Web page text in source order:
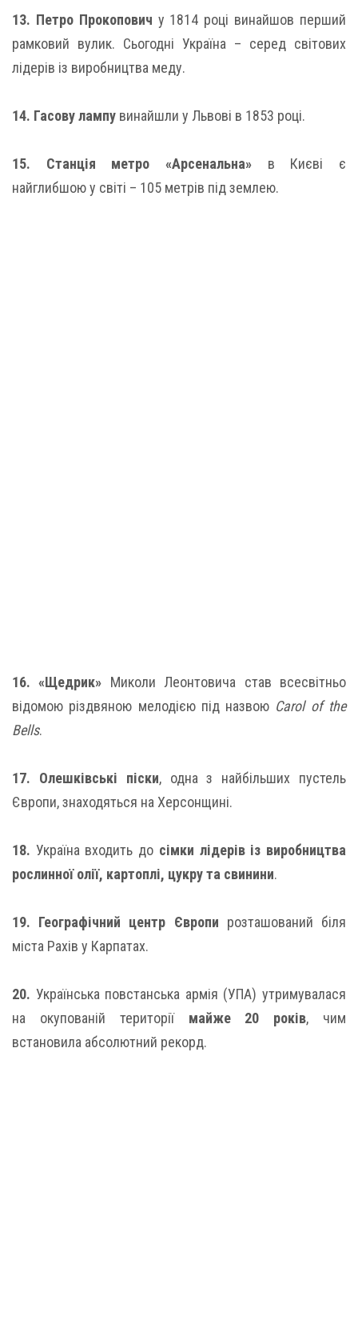
13. Петро Прокопович у 1814 році винайшов перший
рамковий вулик. Сьогодні Україна – серед світових
лідерів із виробництва меду.
14. Гасову лампу винайшли у Львові в 1853 році.
15. Станція метро «Арсенальна» в Києві є
найглибшою у світі – 105 метрів під землею.
16. «Щедрик» Миколи Леонтовича став всесвітньо
відомою різдвяною мелодією під назвою Carol of the
Bells.
17. Олешківські піски, одна з найбільших пустель
Європи, знаходяться на Херсонщині.
18. Україна входить до сімки лідерів із виробництва
рослинної олії, картоплі, цукру та свинини.
19. Географічний центр Європи розташований біля
міста Рахів у Карпатах.
20. Українська повстанська армія (УПА) утримувалася
на окупованій території майже 20 років, чим
встановила абсолютний рекорд.